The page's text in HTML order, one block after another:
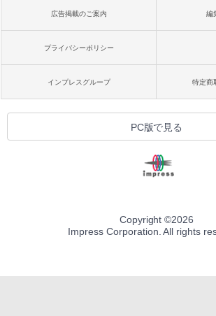
広告掲載のご案内 編
プライバシーポリシー
インプレスグループ 特定商
PC版で見る
Copyright ©2026
Impress Corporation. All rights